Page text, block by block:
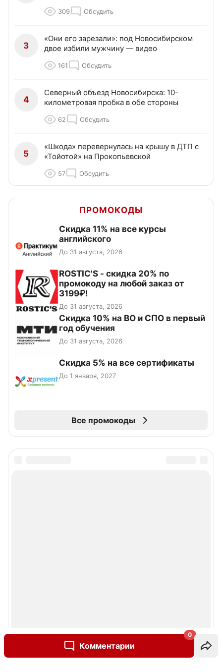
Комментарии
0
309 Обсудить
3
«Они его зарезали»: под Новосибирском
двое избили мужчину — видео
161 Обсудить
4
Северный объезд Новосибирска: 10-
километровая пробка в обе стороны
62 Обсудить
5
«Шкода» перевернулась на крышу в ДТП с
«Тойотой» на Прокопьевской
57 Обсудить
ПРОМОКОДЫ
Скидка 11% на все курсы
английского
До 31 августа, 2026
ROSTIC'S - скидка 20% по
промокоду на любой заказ от
3199₽!
До 31 августа, 2026
Скидка 10% на ВО и СПО в первый
год обучения
До 31 августа, 2026
Скидка 5% на все сертификаты
До 1 января, 2027
Все промокоды